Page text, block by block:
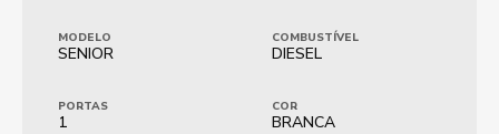
MODELO
SENIOR
COMBUSTÍVEL
DIESEL
PORTAS
1
COR
BRANCA